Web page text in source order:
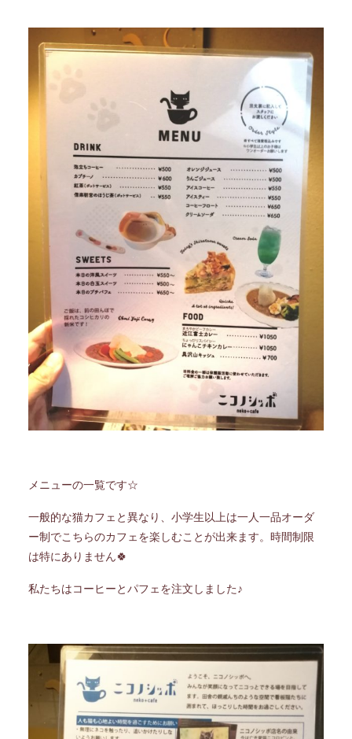
メニューの一覧です☆
一般的な猫カフェと異なり、小学生以上は一人一品オーダ
ー制でこちらのカフェを楽しむことが出来ます。時間制限
は特にありません🍀
私たちはコーヒーとパフェを注文しました♪